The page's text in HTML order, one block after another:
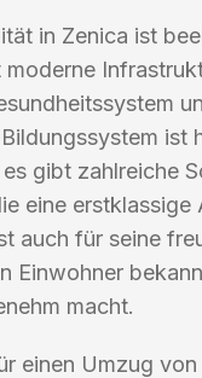
in Zenica ist
ist
gibt zahlreiche
eine erstklassige
auch für seine
Einwohner
macht.
einen Umzug von